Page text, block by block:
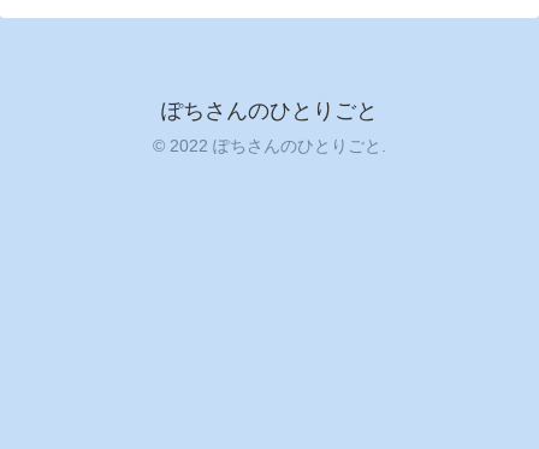
ぽちさんのひとりごと
© 2022 ぽちさんのひとりごと.